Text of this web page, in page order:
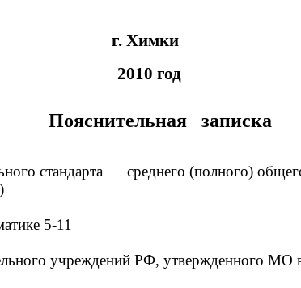
г. Химки
2010 год
Пояснительная записка
стандарта среднего (полного)
5-11
учреждений РФ, утвержденного МО